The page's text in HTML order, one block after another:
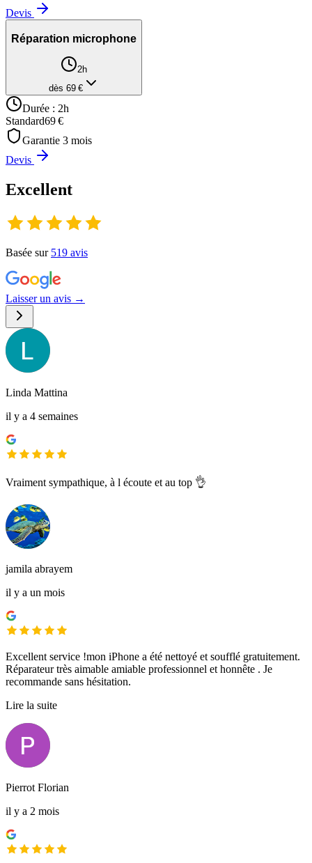
Devis
Réparation microphone
2h
dès 69€
Durée : 2h
Standard69€
Garantie 3 mois
Devis
Excellent
Basée sur 519 avis
Laisser un avis →
Linda Mattina
il y a 4 semaines
Vraiment sympathique, à l écoute et au top 👌
jamila abrayem
il y a un mois
Excellent service !mon iPhone a été nettoyé et soufflé gratuitement.
Réparateur très aimable amiable professionnel et honnête . Je
recommande sans hésitation.
Lire la suite
Pierrot Florian
il y a 2 mois